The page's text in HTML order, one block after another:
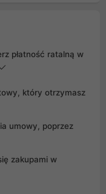
płatność ratalną w
który otrzymasz
umowy, poprzez
zakupami w